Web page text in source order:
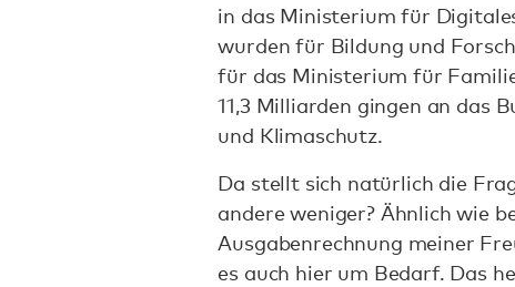
in das Ministerium für
wurden für Bildung und
für das Ministerium für
11,3 Milliarden gingen an das
und Klimaschutz.
Da stellt sich natürlich die
andere weniger? Ähnlich wie
Ausgabenrechnung meiner
es auch hier um Bedarf. Das